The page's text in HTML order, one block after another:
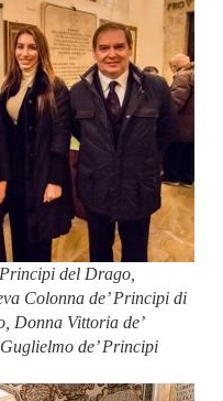
del Drago,
Colonna de’ Principi di
Donna Vittoria de’
de’ Principi